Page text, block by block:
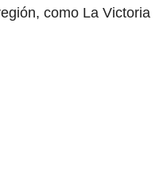
como La Victoria